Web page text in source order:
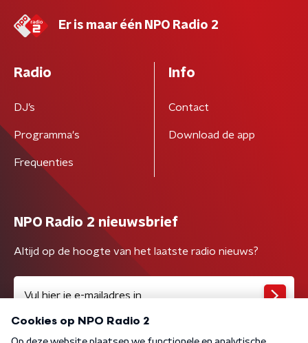
Er is maar één NPO Radio 2
Radio
DJ’s
Programma's
Frequenties
Info
Contact
Download de app
NPO Radio 2 nieuwsbrief
Altijd op de hoogte van het laatste radio nieuws?